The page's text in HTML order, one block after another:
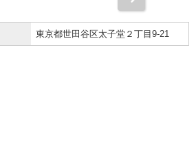
東京都世田谷区太子堂２丁目9-21